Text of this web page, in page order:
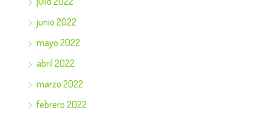
junio 2022
mayo 2022
abril 2022
marzo 2022
febrero 2022